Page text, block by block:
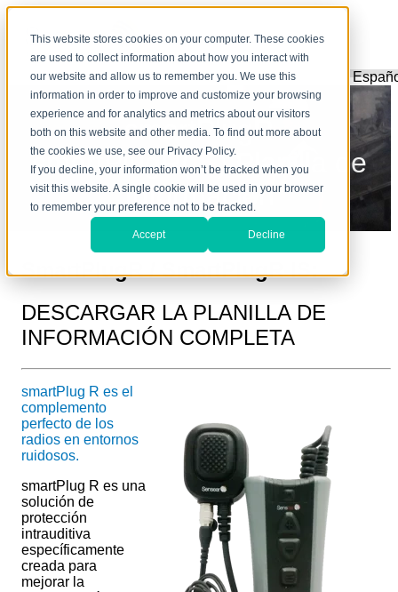
This website stores cookies on your computer. These cookies
are used to collect information about how you interact with
our website and allow us to remember you. We use this
information in order to improve and customize your browsing
experience and for analytics and metrics about our visitors
both on this website and other media. To find out more about
the cookies we use, see our Privacy Policy.
If you decline, your information won’t be tracked when you
visit this website. A single cookie will be used in your browser
to remember your preference not to be tracked.
Accept Decline
Español
smartPlugR
smartPlugR(IS) Planilla de
Información
SmartPlugR / SmartPlugR-IS:
DESCARGAR LA PLANILLA DE
INFORMACIÓN COMPLETA
smartPlug R es el
complemento
perfecto de los
radios en entornos
ruidosos.
smartPlug R es una
solución de
protección
intrauditiva
específicamente
creada para
mejorar la